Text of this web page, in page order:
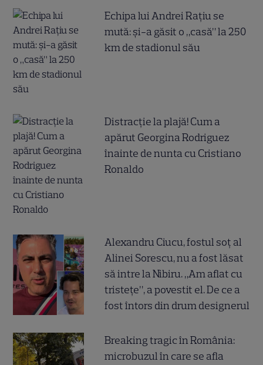
Echipa lui Andrei Rațiu se
mută: și-a găsit o „casă” la 250
km de stadionul său
Distracție la plajă! Cum a
apărut Georgina Rodriguez
înainte de nunta cu Cristiano
Ronaldo
Alexandru Ciucu, fostul soț al
Alinei Sorescu, nu a fost lăsat
să intre la Nibiru. „Am aflat cu
tristețe”, a povestit el. De ce a
fost întors din drum designerul
Breaking tragic în România:
microbuzul în care se afla